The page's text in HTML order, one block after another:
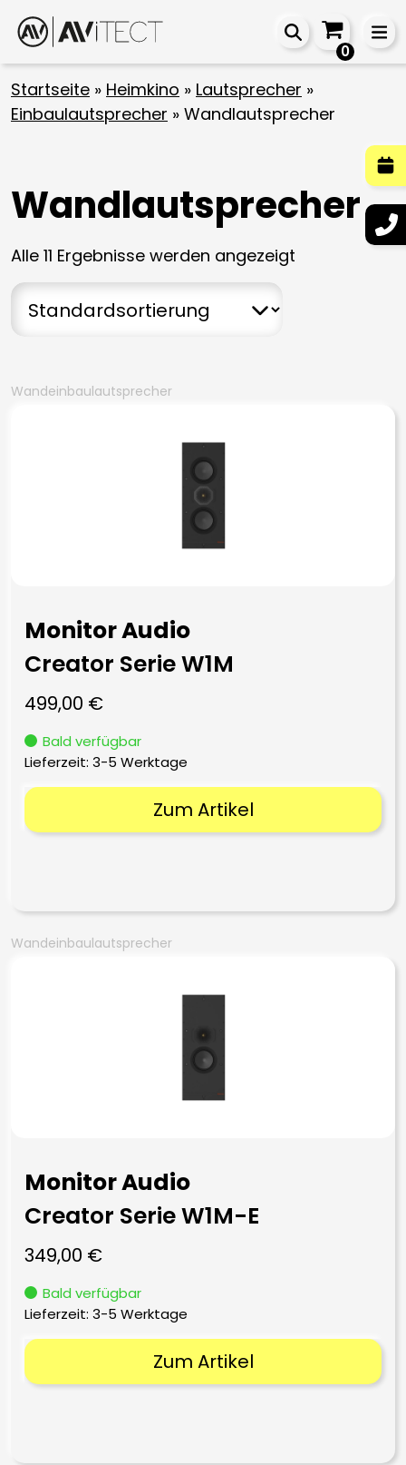
0
Startseite » Heimkino » Lautsprecher »
Einbaulautsprecher » Wandlautsprecher
Wandlautsprecher
Alle 11 Ergebnisse werden angezeigt
Wandeinbaulautsprecher
Monitor Audio
Creator Serie W1M
499,00 €
Bald verfügbar
Lieferzeit: 3-5 Werktage
Zum Artikel
Wandeinbaulautsprecher
Monitor Audio
Creator Serie W1M-E
349,00 €
Bald verfügbar
Lieferzeit: 3-5 Werktage
Zum Artikel